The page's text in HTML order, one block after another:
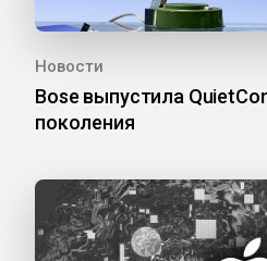
Новости
Bose выпустила
поколения